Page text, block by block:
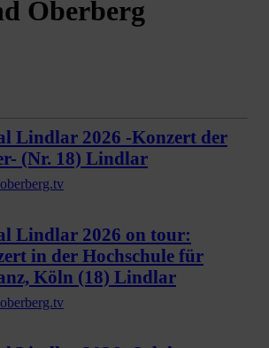
Oberberg
Lindlar 2026 -Konzert der
(Nr. 18) Lindlar
Lindlar 2026 on tour:
in der Hochschule für
Köln (18) Lindlar